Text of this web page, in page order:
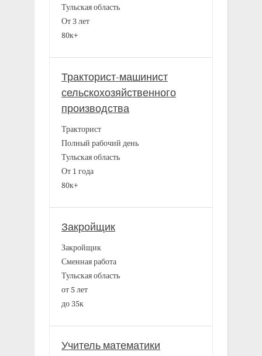
Тульская область
От 3 лет
80к+
Тракторист-машинист
сельскохозяйственного
производства
Тракторист
Полный рабочий день
Тульская область
От 1 года
80к+
Закройщик
Закройщик
Сменная работа
Тульская область
от 5 лет
до 35к
Учитель математики